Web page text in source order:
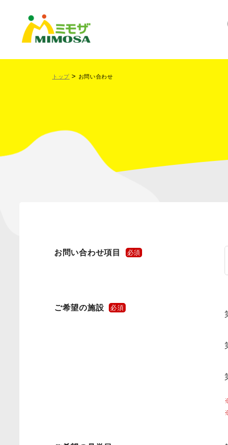
トップ お問い合わせ
お問い合わせ項目 必須
ご希望の施設 必須